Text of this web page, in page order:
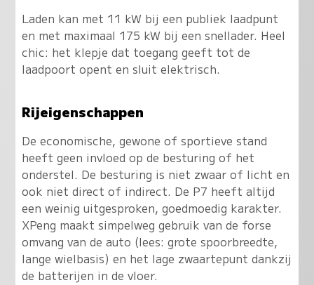
Laden kan met 11 kW bij een publiek laadpunt
en met maximaal 175 kW bij een snellader. Heel
chic: het klepje dat toegang geeft tot de
laadpoort opent en sluit elektrisch.
Rijeigenschappen
De economische, gewone of sportieve stand
heeft geen invloed op de besturing of het
onderstel. De besturing is niet zwaar of licht en
ook niet direct of indirect. De P7 heeft altijd
een weinig uitgesproken, goedmoedig karakter.
XPeng maakt simpelweg gebruik van de forse
omvang van de auto (lees: grote spoorbreedte,
lange wielbasis) en het lage zwaartepunt dankzij
de batterijen in de vloer.